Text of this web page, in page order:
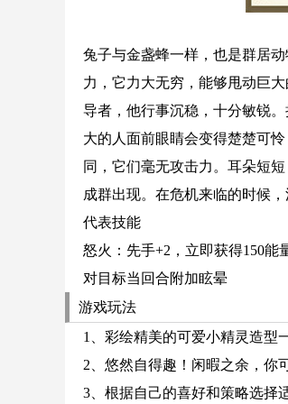
兔子与金盏蜂一样，也是群居
力，它力大无穷，能够甩动巨
导者，他行事沉稳，十分敏锐
大的人面前眼睛会变得楚楚可
同，它们毫无攻击力。耳朵短
成群出现。在危机来临的时候
代表技能
怒火：先手+2，立即获得150能
对目标当回合附加眩晕
游戏玩法
1、彩绘精美的可爱小精灵造型
2、悠然自得趣！闲暇之余，你
3、根据自己的喜好和策略选择